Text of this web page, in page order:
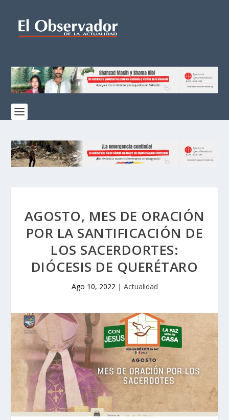
AGOSTO, MES DE ORACIÓN
POR LA SANTIFICACIÓN DE
LOS SACERDORTES:
DIÓCESIS DE QUERÉTARO
Ago 10, 2022| Actualidad